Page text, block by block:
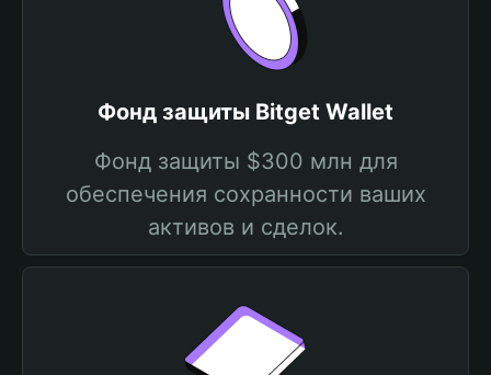
Фонд защиты Bitget Wallet
Фонд защиты $300 млн для
обеспечения сохранности ваших
активов и сделок.